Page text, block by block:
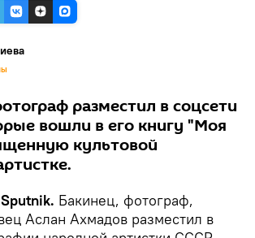
разместил в соцсети
вошли в его книгу "Моя
культовой
Бакинец, фотограф,
Аслан Ахмадов разместил в